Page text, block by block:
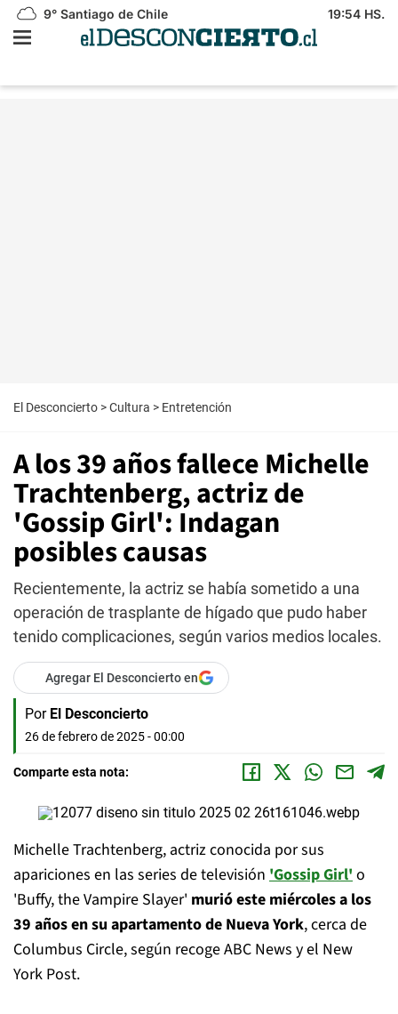
9° Santiago de Chile 19:54 HS.
El Desconcierto >Cultura > Entretención
A los 39 años fallece Michelle
Trachtenberg, actriz de
'Gossip Girl': Indagan
posibles causas
Recientemente, la actriz se había sometido a una
operación de trasplante de hígado que pudo haber
tenido complicaciones, según varios medios locales.
Agregar El Desconcierto en
Por El Desconcierto
26 de febrero de 2025 - 00:00
Comparte esta nota:
Michelle Trachtenberg, actriz conocida por sus
apariciones en las series de televisión 'Gossip Girl'o
'Buffy, the Vampire Slayer' murió este miércoles a los
39 años en su apartamento de Nueva York, cerca de
Columbus Circle, según recoge ABC News y el New
York Post.